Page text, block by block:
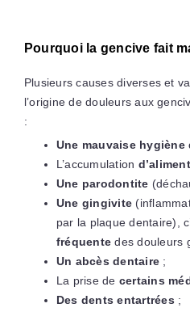
Pourquoi la gencive fait
Plusieurs causes diverses et
l’origine de douleurs aux
:
Une mauvaise hygiène
L’accumulation
Une parodontite
Une gingivite
par la plaque dentaire),
fréquente des douleurs
Un abcès dentaire ;
La prise de certains
Des dents entartrées ;